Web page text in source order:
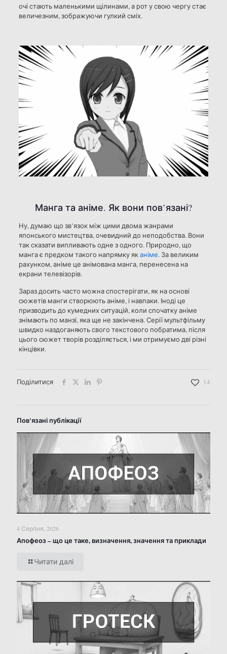
очі стають маленькими щілинами, а рот у свою чергу стає
величезним, зображуючи гулкий сміх.
Манга та аніме. Як вони пов’язані?
Ну, думаю що зв’язокміж цими двома жанрами
японського мистецтва, очевидний до неподобства. Вони
так сказати випливають одне з одного. Природно, що
манга є предком такого напрямку яканіме. За великим
рахунком, аніме це анімована манга, перенесена на
екрани телевізорів.
Зараз досить часто можна спостерігати, як на основі
сюжетів манги створюють аніме, і навпаки. Іноді це
призводить до кумедних ситуацій, коли спочатку аніме
знімають по манзі, яка ще не закінчена. Серії мультфільму
швидко наздоганяють свого текстового побратима, після
цього сюжет творів розділяється, і ми отримуємо дві різні
кінцівки.
Поділитися 14
Пов'язані публікації
4 Серпня, 2026
Апофеоз – що це таке, визначення, значення та приклади
Читати далі